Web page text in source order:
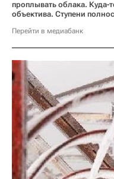
проплывать облака. Куда-
объектива. Ступени
Перейти в медиабанк